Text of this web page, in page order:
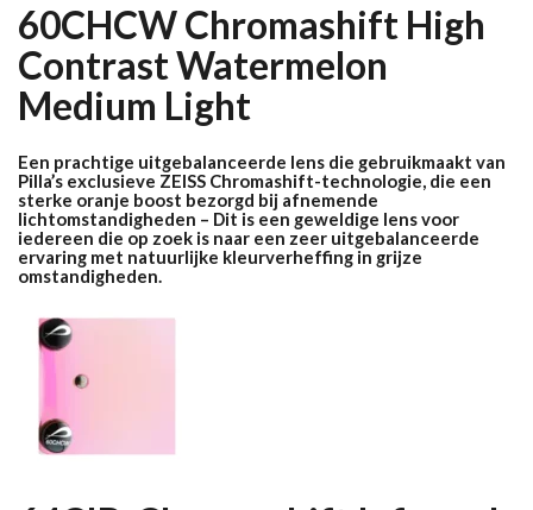
60CHCW Chromashift High
Contrast Watermelon
Medium Light
Een prachtige uitgebalanceerde lens die gebruikmaakt van
Pilla’s exclusieve ZEISS Chromashift-technologie, die een
sterke oranje boost bezorgd bij afnemende
lichtomstandigheden – Dit is een geweldige lens voor
iedereen die op zoek is naar een zeer uitgebalanceerde
ervaring met natuurlijke kleurverheffing in grijze
omstandigheden.